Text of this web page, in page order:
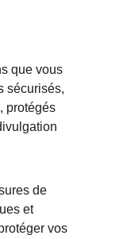
que vous
sécurisés,
protégés
de
et
vos